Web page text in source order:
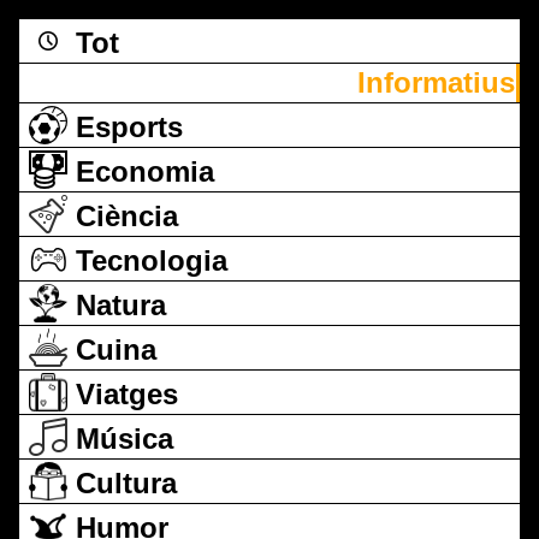
Tot
Informatius
Esports
Economia
Ciència
Tecnologia
Natura
Cuina
Viatges
Música
Cultura
Humor